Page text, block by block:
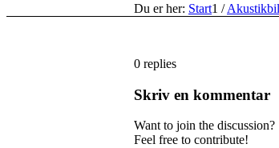
Du er her: Start1 /
0 replies
Skriv en kommentar
Want to join the discussion?
Feel free to contribute!